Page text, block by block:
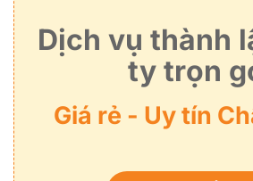
Dịch vụ thành
ty trọn
Giá rẻ - Uy tín